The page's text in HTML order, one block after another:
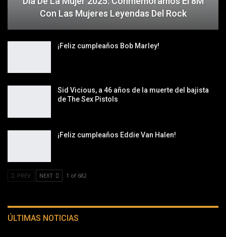
Con Las Mujeres Leyendas Del Rock
¡Feliz cumpleaños Bob Marley!
Sid Vicious, a 46 años de la muerte del bajista
de The Sex Pistols
¡Feliz cumpleaños Eddie Van Halen!
PREV NEXT 1 of 682
ÚLTIMAS NOTICIAS